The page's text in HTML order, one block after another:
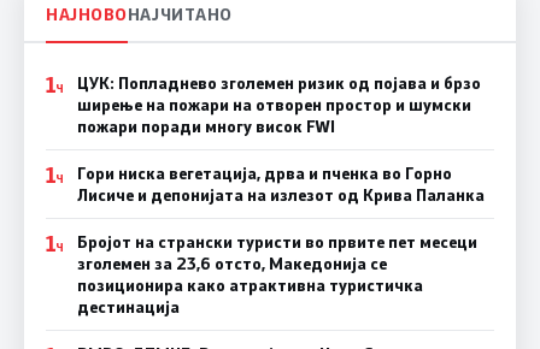
НАЈНОВОНАЈЧИТАНО
1Ч
ЦУК: Попладнево зголемен ризик од појава и брзо
ширење на пожари на отворен простор и шумски
пожари поради многу висок FWI
1Ч
Гори ниска вегетација, дрва и пченка во Горно
Лисиче и депонијата на излезот од Крива Паланка
1Ч
Бројот на странски туристи во првите пет месеци
зголемен за 23,6 отсто, Македонија се
позиционира како атрактивна туристичка
дестинација